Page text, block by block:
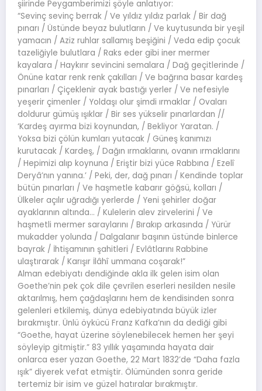
şiirinde Peygamberimizi şöyle anlatıyor:
“Sevinç sevinç berrak / Ve yıldız yıldız parlak / Bir dağ
pınarı / Üstünde beyaz bulutların / Ve kuytusunda bir yeşil
yamacın / Aziz ruhlar sallamış beşiğini / Veda edip çocuk
tazeliğiyle bulutlara / Raks eder gibi iner mermer
kayalara / Haykırır sevincini semalara / Dağ geçitlerinde /
Önüne katar renk renk çakılları / Ve bağrına basar kardeş
pınarları / Çiçeklenir ayak bastığı yerler / Ve nefesiyle
yeşerir çimenler / Yoldaşı olur şimdi ırmaklar / Ovaları
doldurur gümüş ışıklar / Bir ses yükselir pınarlardan //
‘Kardeş ayırma bizi koynundan, / Bekliyor Yaratan. /
Yoksa bizi çölün kumları yutacak / Güneş kanımızı
kurutacak / Kardeş, / Dağın ırmaklarını, ovanın ırmaklarını
/ Hepimizi alıp koynuna / Eriştir bizi yüce Rabbına / Ezelî
Deryâ’nın yanına.’ / Peki, der, dağ pınarı / Kendinde toplar
bütün pınarları / Ve haşmetle kabarır göğsü, kolları /
Ülkeler açılır uğradığı yerlerde / Yeni şehirler doğar
ayaklarının altında… / Kulelerin alev zirvelerini / Ve
haşmetli mermer saraylarını / Bırakıp arkasında / Yürür
mukadder yolunda / Dalgalanır başının üstünde binlerce
bayrak / İhtişamının şahitleri / Evlâtlarını Rabbine
ulaştırarak / Karışır İlâhî ummana coşarak!”
Alman edebiyatı dendiğinde akla ilk gelen isim olan
Goethe’nin pek çok dile çevrilen eserleri nesilden nesile
aktarılmış, hem çağdaşlarını hem de kendisinden sonra
gelenleri etkilemiş, dünya edebiyatında büyük izler
bırakmıştır. Ünlü öykücü Franz Kafka’nın da dediği gibi
“Goethe, hayat üzerine söylenebilecek hemen her şeyi
söyleyip gitmiştir.” 83 yıllık yaşamında hayata dair
onlarca eser yazan Goethe, 22 Mart 1832’de “Daha fazla
ışık” diyerek vefat etmiştir. Ölümünden sonra geride
tertemiz bir isim ve güzel hatıralar bırakmıştır.